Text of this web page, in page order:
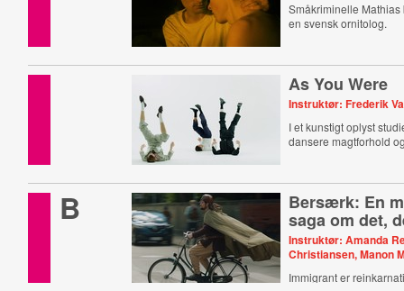
Småkriminelle
en svensk ornitolog.
As You Were
Instruktør: Frederik
I et kunstigt oplyst
dansere magtforhold
B Bersærk: En
saga om det,
Instruktør: Amanda
Christiansen, Manon
Immigrant er